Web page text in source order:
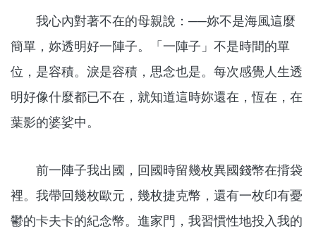
我心內對著不在的母親說：──妳不是海風這麼
簡單，妳透明好一陣子。「一陣子」不是時間的單
位，是容積。淚是容積，思念也是。每次感覺人生透
明好像什麼都已不在，就知道這時妳還在，恆在，在
葉影的婆娑中。
前一陣子我出國，回國時留幾枚異國錢幣在揹袋
裡。我帶回幾枚歐元，幾枚捷克幣，還有一枚印有憂
鬱的卡夫卡的紀念幣。進家門，我習慣性地投入我的